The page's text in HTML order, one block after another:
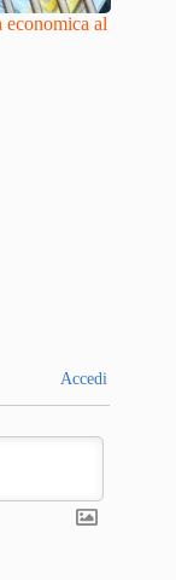
economica al
Accedi